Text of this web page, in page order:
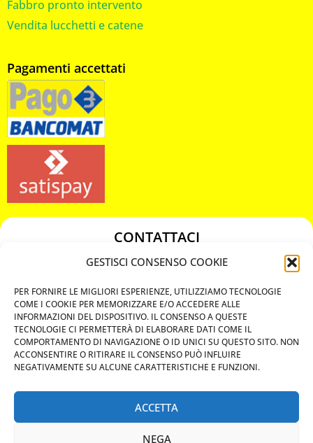
GESTISCI CONSENSO COOKIE
PER FORNIRE LE MIGLIORI ESPERIENZE, UTILIZZIAMO TECNOLOGIE
COME I COOKIE PER MEMORIZZARE E/O ACCEDERE ALLE
INFORMAZIONI DEL DISPOSITIVO. IL CONSENSO A QUESTE
TECNOLOGIE CI PERMETTERÀ DI ELABORARE DATI COME IL
COMPORTAMENTO DI NAVIGAZIONE O ID UNICI SU QUESTO SITO. NON
ACCONSENTIRE O RITIRARE IL CONSENSO PUÒ INFLUIRE
NEGATIVAMENTE SU ALCUNE CARATTERISTICHE E FUNZIONI.
ACCETTA
NEGA
Fabbro pronto intervento
Vendita lucchetti e catene
Pagamenti accettati
CONTATTACI
349 3863811
chiavicodificate@gmail.com
Privacy Policy
Cookie Policy
MAPS